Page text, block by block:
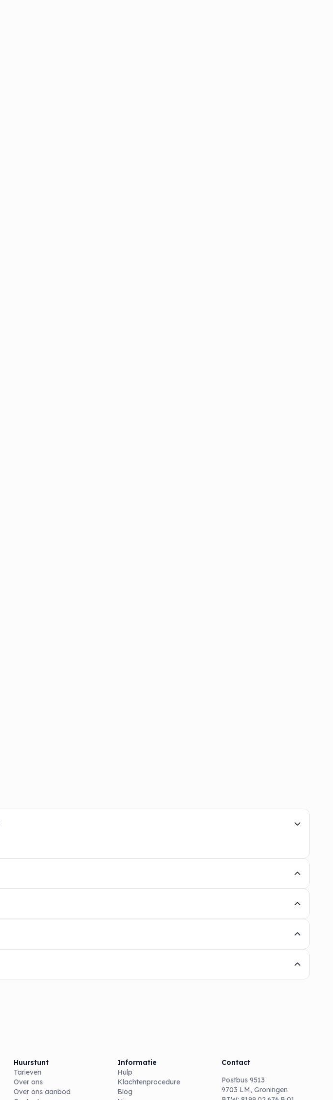
Huurstunt
Tarieven
Over ons
Over ons aanbod
Informatie
Hulp
Klachtenprocedure
Blog
Contact
Postbus 9513
9703 LM, Groningen